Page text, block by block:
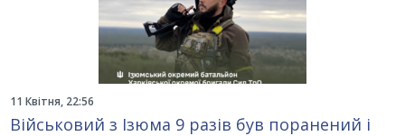
11 Квітня, 22:56
Військовий з Ізюма 9 разів був поранений і